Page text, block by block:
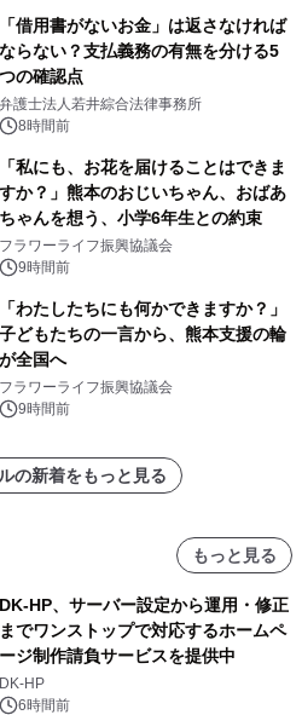
「借用書がないお金」は返さなければ
ならない？支払義務の有無を分ける5
つの確認点
弁護士法人若井綜合法律事務所
8時間前
「私にも、お花を届けることはできま
すか？」熊本のおじいちゃん、おばあ
ちゃんを想う、小学6年生との約束
フラワーライフ振興協議会
9時間前
「わたしたちにも何かできますか？」
子どもたちの一言から、熊本支援の輪
が全国へ
フラワーライフ振興協議会
9時間前
の新着をもっと見る
もっと見る
DK-HP、サーバー設定から運用・修正
までワンストップで対応するホームペ
ージ制作請負サービスを提供中
DK-HP
6時間前